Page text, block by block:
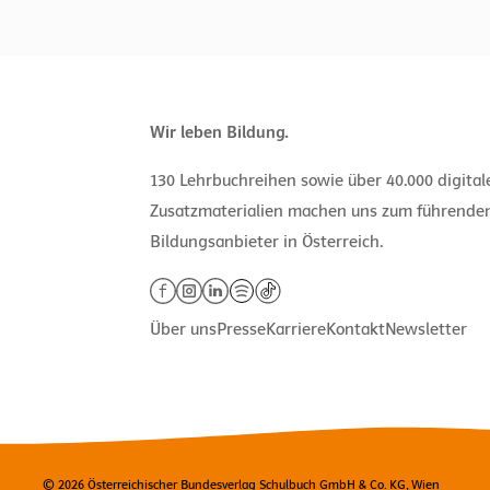
Wir leben Bildung.
130 Lehrbuchreihen sowie über 40.000
Zusatzmaterialien machen uns zum
Bildungsanbieter in Österreich.
Über unsPresseKarriereKontaktNewsletter
© 2026 Österreichischer Bundesverlag Schulbuch GmbH & Co. KG, Wien